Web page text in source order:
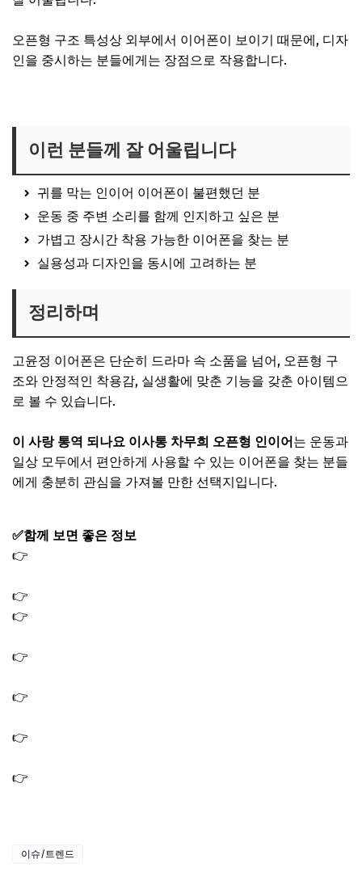
오픈형 구조 특성상 외부에서 이어폰이 보이기 때문에, 디자
인을 중시하는 분들에게는 장점으로 작용합니다.
이런 분들께 잘 어울립니다
귀를 막는 인이어 이어폰이 불편했던 분
운동 중 주변 소리를 함께 인지하고 싶은 분
가볍고 장시간 착용 가능한 이어폰을 찾는 분
실용성과 디자인을 동시에 고려하는 분
정리하며
고윤정 이어폰은 단순히 드라마 속 소품을 넘어, 오픈형 구
조와 안정적인 착용감, 실생활에 맞춘 기능을 갖춘 아이템으
로 볼 수 있습니다.
이 사랑 통역 되나요 이사통 차무희 오픈형 인이어는 운동과
일상 모두에서 편안하게 사용할 수 있는 이어폰을 찾는 분들
에게 충분히 관심을 가져볼 만한 선택지입니다.
✅함께 보면 좋은 정보
👉
👉
👉
👉
👉
👉
👉
이슈/트렌드